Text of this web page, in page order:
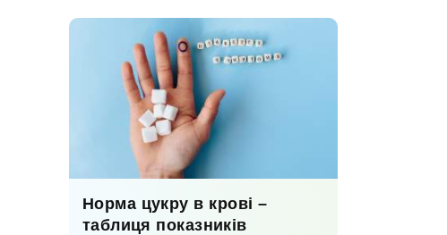
Норма цукру в крові –
таблиця показників